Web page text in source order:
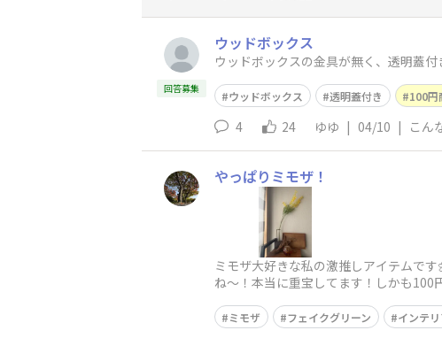
回答募集
ウッドボックス
ウッドボックスの金具が無く、透明蓋
ウッドボックス 透明蓋付き 100円
4 24 ゆゆ | 04/10 | こん
やっぱりミモザ！
ミモザ大好きな私の激推しアイテムで
ね〜！本当に重宝してます！しかも
ミモザ フェイクグリーン インテ